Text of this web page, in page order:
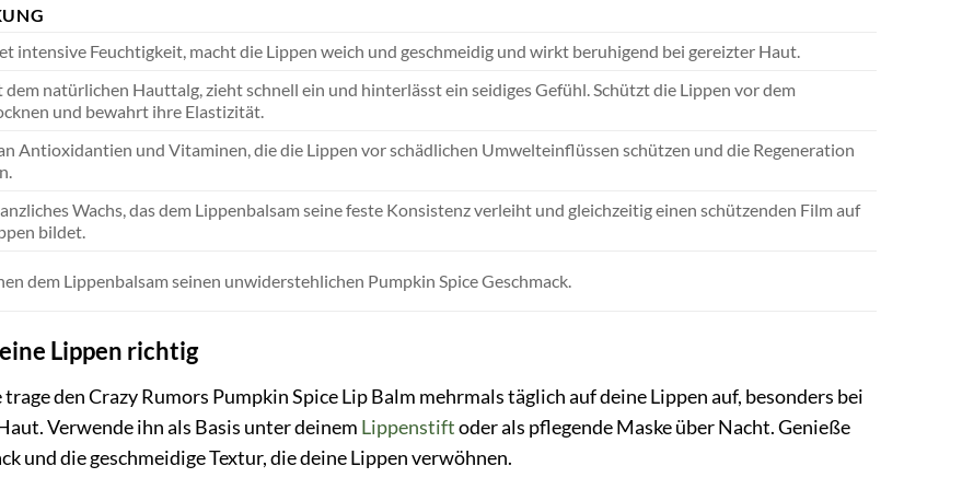
intensive Feuchtigkeit, macht die Lippen weich und geschmeidig und wirkt beruhigend bei gereizter Haut.
dem natürlichen Hauttalg, zieht schnell ein und hinterlässt ein seidiges Gefühl. Schützt die Lippen vor dem
und bewahrt ihre Elastizität.
Antioxidantien und Vitaminen, die die Lippen vor schädlichen Umwelteinflüssen schützen und die Regeneration
Wachs, das dem Lippenbalsam seine feste Konsistenz verleiht und gleichzeitig einen schützenden Film auf
bildet.
dem Lippenbalsam seinen unwiderstehlichen Pumpkin Spice Geschmack.
Lippen richtig
den Crazy Rumors Pumpkin Spice Lip Balm mehrmals täglich auf deine Lippen auf, besonders bei
Verwende ihn als Basis unter deinem Lippenstiftoder als pflegende Maske über Nacht. Genieße
und die geschmeidige Textur, die deine Lippen verwöhnen.